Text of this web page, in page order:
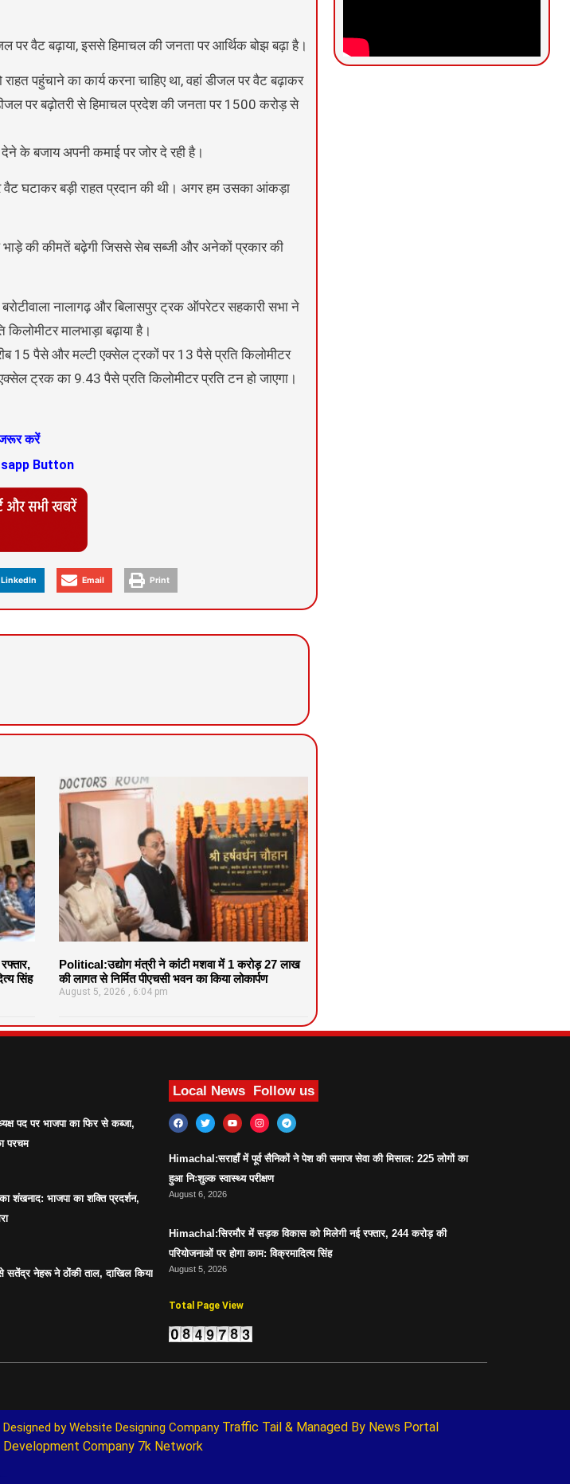
पर वैट बढ़ाया, इससे हिमाचल की जनता पर आर्थिक बोझ बढ़ा है।
पहुंचाने का कार्य करना चाहिए था, वहां डीजल पर वैट बढ़ाकर
पर बढ़ोतरी से हिमाचल प्रदेश की जनता पर 1500 करोड़ से
के बजाय अपनी कमाई पर जोर दे रही है।
वैट घटाकर बड़ी राहत प्रदान की थी। अगर हम उसका आंकड़ा
की कीमतें बढ़ेगी जिससे सेब सब्जी और अनेकों प्रकार की
नालागढ़ और बिलासपुर ट्रक ऑपरेटर सहकारी सभा ने
मालभाड़ा बढ़ाया है।
15 पैसे और मल्टी एक्सेल ट्रकों पर 13 पैसे प्रति किलोमीटर
ट्रक का 9.43 पैसे प्रति किलोमीटर प्रति टन हो जाएगा।
जरूर करें
Button
LinkedIn Email Print
सिंह
Political:उद्योग मंत्री ने कांटी मशवा में 1 करोड़ 27 लाख
की लागत से निर्मित पीएचसी भवन का किया लोकार्पण
August 5, 2026 6:04 pm
पद पर भाजपा का फिर से कब्जा,
परचम
शंखनाद: भाजपा का शक्ति प्रदर्शन,
से सतेंद्र नेहरू ने ठोंकी ताल, दाखिल किया
Local News Follow us
Himachal:सराहाँ में पूर्व सैनिकों ने पेश की समाज सेवा की मिसाल: 225 लोगों का
हुआ निःशुल्क स्वास्थ्य परीक्षण
August 6, 2026
Himachal:सिरमौर में सड़क विकास को मिलेगी नई रफ्तार, 244 करोड़ की
परियोजनाओं पर होगा काम: विक्रमादित्य सिंह
August 5, 2026
Total Page View
Designed by Website Designing Company Traffic Tail & Managed By News Portal
Development Company 7k Network